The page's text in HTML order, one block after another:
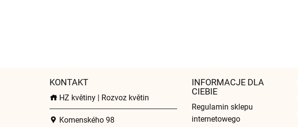
KONTAKT
HZ květiny | Rozvoz květin
Komenského 98
INFORMACJE DLA
CIEBIE
Regulamin sklepu
internetowego